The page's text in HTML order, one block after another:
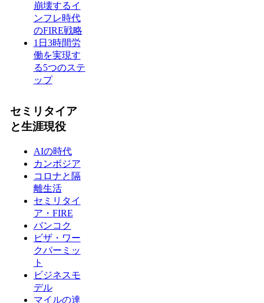
崩壊するイ
ンフレ時代
のFIRE戦略
1日3時間労
働を実現す
る5つのステ
ップ
セミリタイア
と生涯現役
AIの時代
カンボジア
コロナと隔
離生活
セミリタイ
ア・FIRE
バンコク
ビザ・ワー
クパーミッ
ト
ビジネスモ
デル
マイルの達